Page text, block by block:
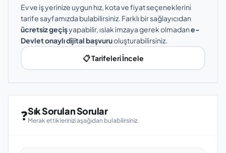
Ev ve iş yerinize uygun hız, kota ve fiyat seçeneklerini
tarife sayfamızda bulabilirsiniz. Farklı bir sağlayıcıdan
ücretsiz geçişyapabilir, ıslak imzaya gerek olmadane-
Devlet onaylı dijital başvuruoluşturabilirsiniz.
📋 Tarifeleri İncele
❓Sık Sorulan Sorular
Merak ettiklerinizi aşağıdan bulabilirsiniz.